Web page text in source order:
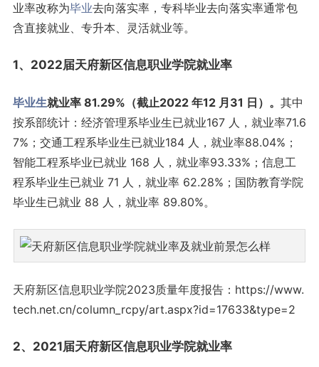
业率改称为毕业去向落实率，专科毕业去向落实率通常包
含直接就业、专升本、灵活就业等。
1、2022届天府新区信息职业学院就业率
毕业生就业率 81.29%（截止2022 年12 月31 日）。 其中
按系部统计：经济管理系毕业生已就业167 人，就业率71.6
7%；交通工程系毕业生已就业184 人，就业率88.04%；
智能工程系毕业已就业 168 人，就业率93.33%；信息工
程系毕业生已就业 71 人，就业率 62.28%；国防教育学院
毕业生已就业 88 人，就业率 89.80%。
天府新区信息职业学院2023质量年度报告：https://www.
tech.net.cn/column_rcpy/art.aspx?id=17633&type=2
2、2021届天府新区信息职业学院就业率